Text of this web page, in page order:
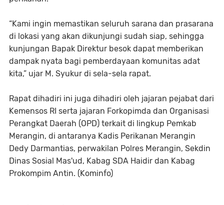
“Kami ingin memastikan seluruh sarana dan prasarana
di lokasi yang akan dikunjungi sudah siap, sehingga
kunjungan Bapak Direktur besok dapat memberikan
dampak nyata bagi pemberdayaan komunitas adat
kita,” ujar M. Syukur di sela-sela rapat.
Rapat dihadiri ini juga dihadiri oleh jajaran pejabat dari
Kemensos RI serta jajaran Forkopimda dan Organisasi
Perangkat Daerah (OPD) terkait di lingkup Pemkab
Merangin, di antaranya Kadis Perikanan Merangin
Dedy Darmantias, perwakilan Polres Merangin, Sekdin
Dinas Sosial Mas'ud, Kabag SDA Haidir dan Kabag
Prokompim Antin. (Kominfo)